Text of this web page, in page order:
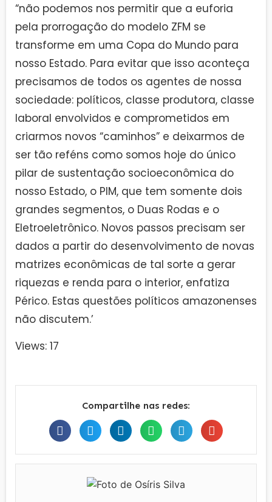
“não podemos nos permitir que a euforia
pela prorrogação do modelo ZFM se
transforme em uma Copa do Mundo para
nosso Estado. Para evitar que isso aconteça
precisamos de todos os agentes de nossa
sociedade: políticos, classe produtora, classe
laboral envolvidos e comprometidos em
criarmos novos “caminhos” e deixarmos de
ser tão reféns como somos hoje do único
pilar de sustentação socioeconômica do
nosso Estado, o PIM, que tem somente dois
grandes segmentos, o Duas Rodas e o
Eletroeletrônico. Novos passos precisam ser
dados a partir do desenvolvimento de novas
matrizes econômicas de tal sorte a gerar
riquezas e renda para o interior, enfatiza
Périco. Estas questões políticos amazonenses
não discutem.’
Views: 17
Compartilhe nas redes: